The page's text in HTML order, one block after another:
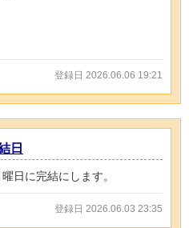
登録日 2026.06.06 19:21
日
日に完結にします。
登録日 2026.06.03 23:35